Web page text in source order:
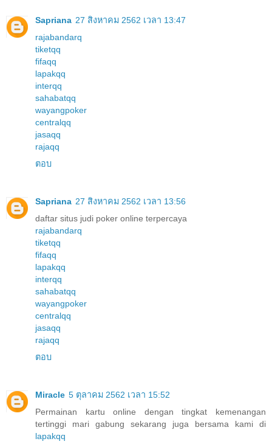
Sapriana 27 สิงหาคม 2562 เวลา 13:47
rajabandarq
tiketqq
fifaqq
lapakqq
interqq
sahabatqq
wayangpoker
centralqq
jasaqq
rajaqq
ตอบ
Sapriana 27 สิงหาคม 2562 เวลา 13:56
daftar situs judi poker online terpercaya
rajabandarq
tiketqq
fifaqq
lapakqq
interqq
sahabatqq
wayangpoker
centralqq
jasaqq
rajaqq
ตอบ
Miracle 5 ตุลาคม 2562 เวลา 15:52
Permainan kartu online dengan tingkat kemenangan
tertinggi mari gabung sekarang juga bersama kami di
lapakqq